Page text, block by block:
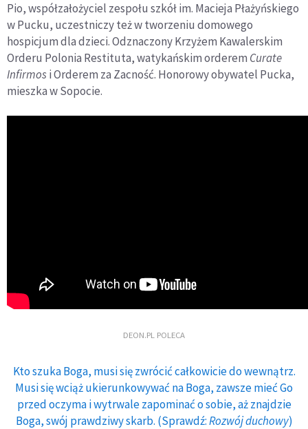
Pio, współzałożyciel zespołu szkół im. Macieja Płażyńskiego
w Pucku, uczestniczy też w tworzeniu domowego
hospicjum dla dzieci. Odznaczony Krzyżem Kawalerskim
Orderu Polonia Restituta, watykańskim orderem Curate
Infirmosi Orderem za Zacność. Honorowy obywatel Pucka,
mieszka w Sopocie.
DEON.PL POLECA
Kto szuka Boga, musi się zwrócić całkowicie do wewnątrz.
Musi się wciąż ukierunkowywać na Boga, zawsze mieć Go
przed oczyma i wytrwale zapominać o sobie, aż znajdzie
Boga, swój prawdziwy skarb. (Sprawdź:Rozwój duchowy)